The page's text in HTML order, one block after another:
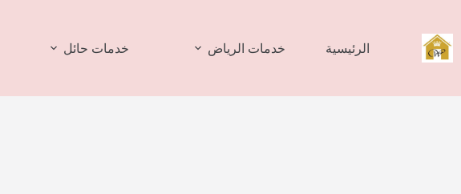
المحتوى
الرئيسية خدمات الرياض خدمات حائل